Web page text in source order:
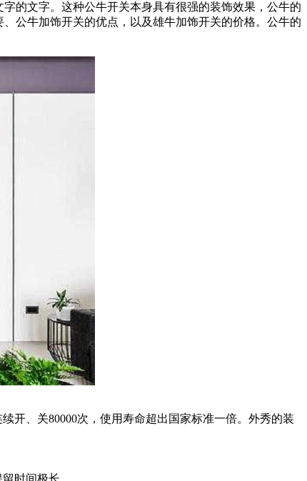
的文字。这种公牛开关本身具有很强的装饰效果，公牛的
公牛加饰开关的优点，以及雄牛加饰开关的价格。公牛的
开、关80000次，使用寿命超出国家标准一倍。外秀的装
时间极长。